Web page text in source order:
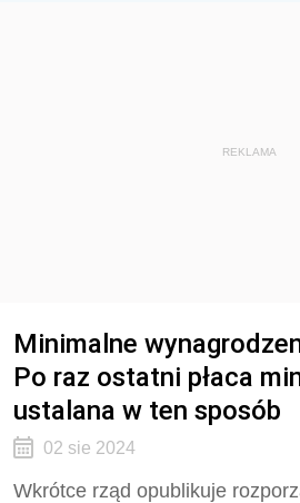
REKLAMA
Minimalne
Po raz ostatni płaca
ustalana w ten sposób
02 sie 2024
Wkrótce rząd opublikuje